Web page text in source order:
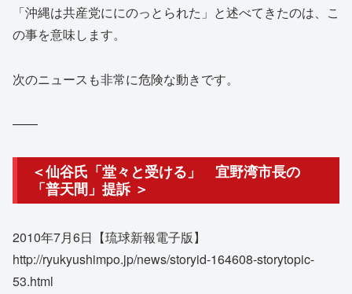
「沖縄は共産党ににのっとられた」と述べてきたのは、こ
の事を意味します。
次のニュースも非常に危険な動きです。
——
＜仙谷氏「堂々と受ける」 宜野湾市長の
「普天間」提訴 ＞
2010年7月6日【琉球新報電子版】
http://ryukyushimpo.jp/news/storyid-164608-storytopic-
53.html